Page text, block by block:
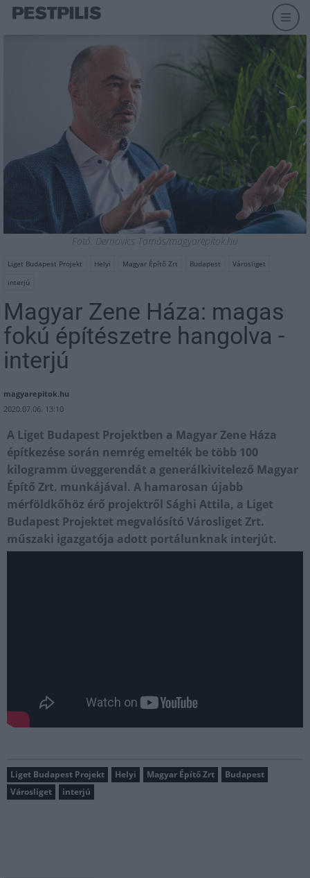
Fotó: Dernovics Tamás/magyarepitok.hu
Liget Budapest Projekt Helyi Magyar Építő Zrt Budapest
Városliget
interjú
Magyar Zene Háza: magas
fokú építészetre hangolva -
interjú
magyarepitok.hu
2020.07.06. 13:10
A Liget Budapest Projektben a Magyar Zene Háza
építkezése során nemrég emelték be több 100
kilogramm üveggerendát a generálkivitelező Magyar
Építő Zrt. munkájával. A hamarosan újabb
mérföldkőhöz érő projektről Sághi Attila, a Liget
Budapest Projektet megvalósító Városliget Zrt.
műszaki igazgatója adott portálunknak interjút.
Liget Budapest Projekt Helyi Magyar Építő Zrt
Budapest
Városliget
interjú